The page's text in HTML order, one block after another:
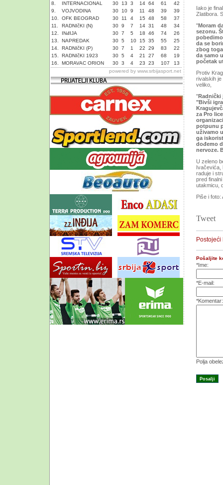
8.
INTERNACIONAL 30 13 3 14 64 61
42
9.
VOJVODINA 30 10 9 11 48 39
39
10.
OFK BEOGRAD 30 11 4 15 48 58
37
11.
RADNIčKI (N) 30 9 7 14 31 48
34
12.
INđIJA 30 7 5 18 46 74
26
13.
NAPREDAK 30 5 10 15 35 55
25
14.
RADNIčKI (P) 30 7 1 22 29 83
22
15.
RADNIčKI 1923 30 5 4 21 27 68
19
16.
MORAVAC ORION 30 3 4 23 23 107
13
powered by www.srbijasport.net
Iako je
Zlatibora.
"Moram
sezonu.
da se
zbog
da samo
početak
Protiv
rivalskih je
veliko,
"Radnički
"Bivši
za Pro
potpunu
uživamo
ga
dođemo
nervoze.
U zeleno
Ivačevića,
raduje i
pred
utakmicu,
Piše i foto:
Tweet
Postojeći
Pošaljite
*Ime:
*E-mail:
*Komentar:
Polja